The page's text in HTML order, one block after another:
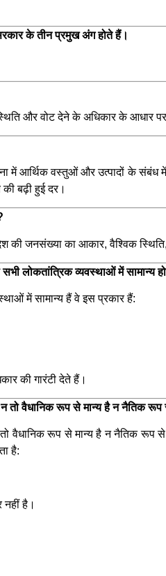
के तीन प्रमुख अंग होते हैं।
और वोट देने के अधिकार के आधार
आर्थिक वस्तुओं और उत्पादों के संबंध में
बढ़ी हुई दर।
की जनसंख्या का आकार, वैश्विक
लोकतांत्रिक व्यवस्थाओं में सामान्य
में सामान्य हैं वे इस प्रकार हैं:
की गारंटी देते हैं।
तो वैधानिक रूप से मान्य है न नैतिक रूप
वैधानिक रूप से मान्य है न नैतिक रूप
है:
है।